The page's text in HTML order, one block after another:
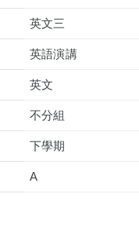
英文三
英語演講
英文
不分組
下學期
A